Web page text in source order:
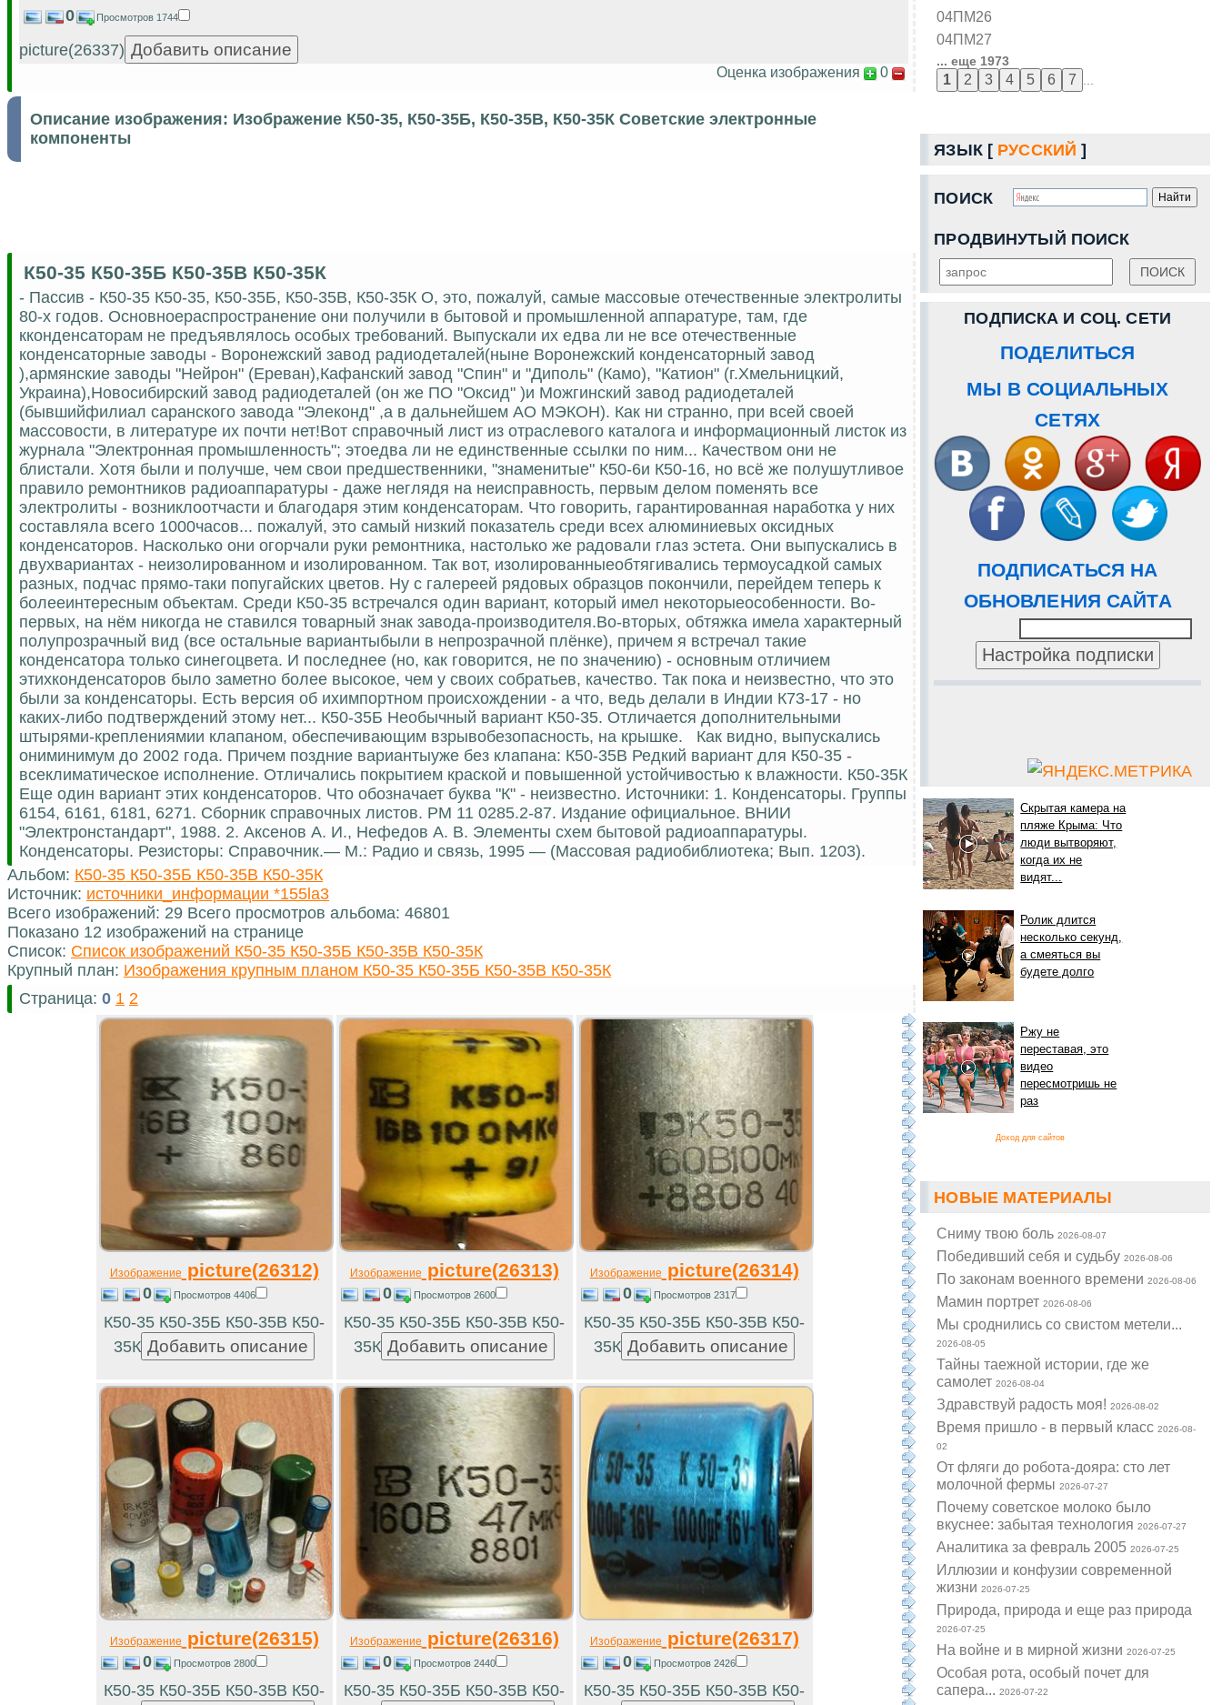
04ПМ26
04ПМ27
... еще 1973
ЯЗЫК [ РУССКИЙ ]
ПОИСК
ПРОДВИНУТЫЙ ПОИСК
ПОДПИСКА И СОЦ. СЕТИ
ПОДЕЛИТЬСЯ
МЫ В СОЦИАЛЬНЫХ
СЕТЯХ
ПОДПИСАТЬСЯ НА
ОБНОВЛЕНИЯ САЙТА
Скрытая камера на
пляже Крыма: Что
люди вытворяют,
когда их не
видят...
Ролик длится
несколько секунд,
а смеяться вы
будете долго
Ржу не
переставая, это
видео
пересмотришь не
раз
Доход для сайтов
НОВЫЕ МАТЕРИАЛЫ
Cниму твою боль2026-08-07
Победивший себя и судьбу2026-08-06
По законам военного времени2026-08-06
Мамин портрет2026-08-06
Мы сроднились со свистом метели...
2026-08-05
Тайны таежной истории, где же
самолет2026-08-04
Здравствуй радость моя!2026-08-02
Время пришло - в первый класс2026-08-
02
От фляги до робота-дояра: сто лет
молочной фермы2026-07-27
Почему советское молоко было
вкуснее: забытая технология2026-07-27
Аналитика за февраль 20052026-07-25
Иллюзии и конфузии современной
жизни2026-07-25
Природа, природа и еще раз природа
2026-07-25
На войне и в мирной жизни2026-07-25
Особая рота, особый почет для
сапера...2026-07-22
0 Просмотров 1744
picture(26337)
Оценка изображения 0
Описание изображения: Изображение К50-35, К50-35Б, К50-35В, К50-35К Советские электронные
компоненты
К50-35 К50-35Б К50-35В К50-35К
- Пассив - К50-35 К50-35, К50-35Б, К50-35В, К50-35К О, это, пожалуй, самые массовые отечественные электролиты
80-х годов. Основноераспространение они получили в бытовой и промышленной аппаратуре, там, где
кконденсаторам не предъявлялось особых требований. Выпускали их едва ли не все отечественные
конденсаторные заводы - Воронежский завод радиодеталей(ныне Воронежский конденсаторный завод
),армянские заводы "Нейрон" (Ереван),Кафанский завод "Спин" и "Диполь" (Камо), "Катион" (г.Хмельницкий,
Украина),Новосибирский завод радиодеталей (он же ПО "Оксид" )и Можгинский завод радиодеталей
(бывшийфилиал саранского завода "Элеконд" ,а в дальнейшем АО МЭКОН). Как ни странно, при всей своей
массовости, в литературе их почти нет!Вот справочный лист из отраслевого каталога и информационный листок из
журнала "Электронная промышленность"; этоедва ли не единственные ссылки по ним... Качеством они не
блистали. Хотя были и получше, чем свои предшественники, "знаменитые" К50-6и К50-16, но всё же полушутливое
правило ремонтников радиоаппаратуры - даже неглядя на неисправность, первым делом поменять все
электролиты - возниклоотчасти и благодаря этим конденсаторам. Что говорить, гарантированная наработка у них
составляла всего 1000часов... пожалуй, это самый низкий показатель среди всех алюминиевых оксидных
конденсаторов. Насколько они огорчали руки ремонтника, настолько же радовали глаз эстета. Они выпускались в
двухвариантах - неизолированном и изолированном. Так вот, изолированныеобтягивались термоусадкой самых
разных, подчас прямо-таки попугайских цветов. Ну с галереей рядовых образцов покончили, перейдем теперь к
болееинтересным объектам. Среди К50-35 встречался один вариант, который имел некоторыеособенности. Во-
первых, на нём никогда не ставился товарный знак завода-производителя.Во-вторых, обтяжка имела характерный
полупрозрачный вид (все остальные вариантыбыли в непрозрачной плёнке), причем я встречал такие
конденсатора только синегоцвета. И последнее (но, как говорится, не по значению) - основным отличием
этихконденсаторов было заметно более высокое, чем у своих собратьев, качество. Так пока и неизвестно, что это
были за конденсаторы. Есть версия об ихимпортном происхождении - а что, ведь делали в Индии К73-17 - но
каких-либо подтверждений этому нет... К50-35Б Необычный вариант К50-35. Отличается дополнительными
штырями-креплениямии клапаном, обеспечивающим взрывобезопасность, на крышке. Как видно, выпускались
ониминимум до 2002 года. Причем поздние вариантыуже без клапана: К50-35В Редкий вариант для К50-35 -
всеклиматическое исполнение. Отличались покрытием краской и повышенной устойчивостью к влажности. К50-35К
Еще один вариант этих конденсаторов. Что обозначает буква "К" - неизвестно. Источники: 1. Конденсаторы. Группы
6154, 6161, 6181, 6271. Сборник справочных листов. РМ 11 0285.2-87. Издание официальное. ВНИИ
"Электронстандарт", 1988. 2. Аксенов А. И., Нефедов А. В. Элементы схем бытовой радиоаппаратуры.
Конденсаторы. Резисторы: Справочник.— М.: Радио и связь, 1995 — (Массовая радиобиблиотека; Вып. 1203).
Альбом: К50-35 К50-35Б К50-35В К50-35К
Источник: источники_информации *155la3
Всего изображений: 29 Всего просмотров альбома: 46801
Показано 12 изображений на странице
Список: Список изображений К50-35 К50-35Б К50-35В К50-35К
Крупный план: Изображения крупным планом К50-35 К50-35Б К50-35В К50-35К
Страница: 0 1 2
Изображение picture(26312)
0 Просмотров 4406
К50-35 К50-35Б К50-35В К50-
35К
Изображение picture(26313)
0 Просмотров 2600
К50-35 К50-35Б К50-35В К50-
35К
Изображение picture(26314)
0 Просмотров 2317
К50-35 К50-35Б К50-35В К50-
35К
Изображение picture(26315)
0 Просмотров 2800
К50-35 К50-35Б К50-35В К50-
Изображение picture(26316)
0 Просмотров 2440
К50-35 К50-35Б К50-35В К50-
Изображение picture(26317)
0 Просмотров 2426
К50-35 К50-35Б К50-35В К50-